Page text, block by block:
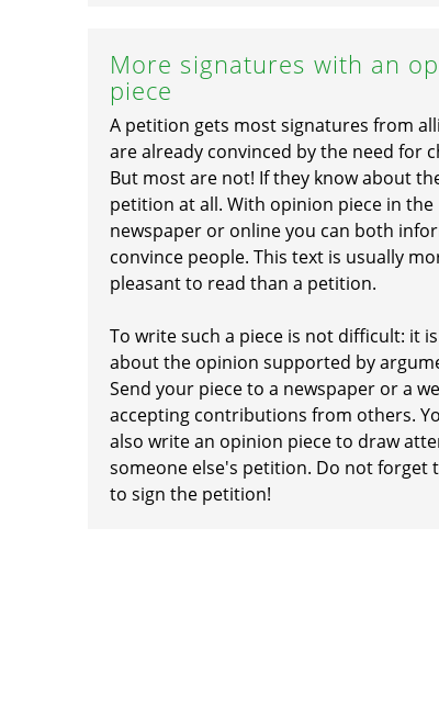
More signatures with an
piece
A petition gets most signatures from
are already convinced by the need for
But most are not! If they know about
petition at all. With opinion piece in the
newspaper or online you can both
convince people. This text is usually
pleasant to read than a petition.
To write such a piece is not difficult: it
about the opinion supported by
Send your piece to a newspaper or a
accepting contributions from others.
also write an opinion piece to draw
someone else's petition. Do not forget
to sign the petition!